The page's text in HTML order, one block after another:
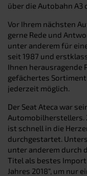
über die Autobahn A3
Vor Ihrem nächsten
gerne Rede und
unter anderem für
seit 1987 und
Ihnen herausragende
gefächertes
jederzeit möglich.
Der Seat Ateca war
Automobilherstellers.
ist schnell in die
durchgestartet.
unter anderem durch
Titel als bestes
Jahres 2018“, um nur